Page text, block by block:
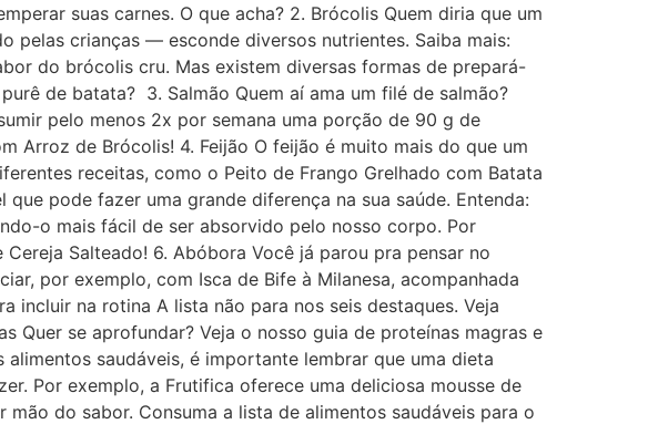
suas carnes. O que acha? 2. Brócolis Quem diria que um
pelas crianças — esconde diversos nutrientes. Saiba mais:
do brócolis cru. Mas existem diversas formas de prepará-
de batata? 3. Salmão Quem aí ama um filé de salmão?
pelo menos 2x por semana uma porção de 90 g de
Arroz de Brócolis! 4. Feijão O feijão é muito mais do que um
receitas, como o Peito de Frango Grelhado com Batata
pode fazer uma grande diferença na sua saúde. Entenda:
o mais fácil de ser absorvido pelo nosso corpo. Por
Salteado! 6. Abóbora Você já parou pra pensar no
por exemplo, com Isca de Bife à Milanesa, acompanhada
incluir na rotina A lista não para nos seis destaques. Veja
Quer se aprofundar? Veja o nosso guia de proteínas magras e
saudáveis, é importante lembrar que uma dieta
Por exemplo, a Frutifica oferece uma deliciosa mousse de
do sabor. Consuma a lista de alimentos saudáveis para o